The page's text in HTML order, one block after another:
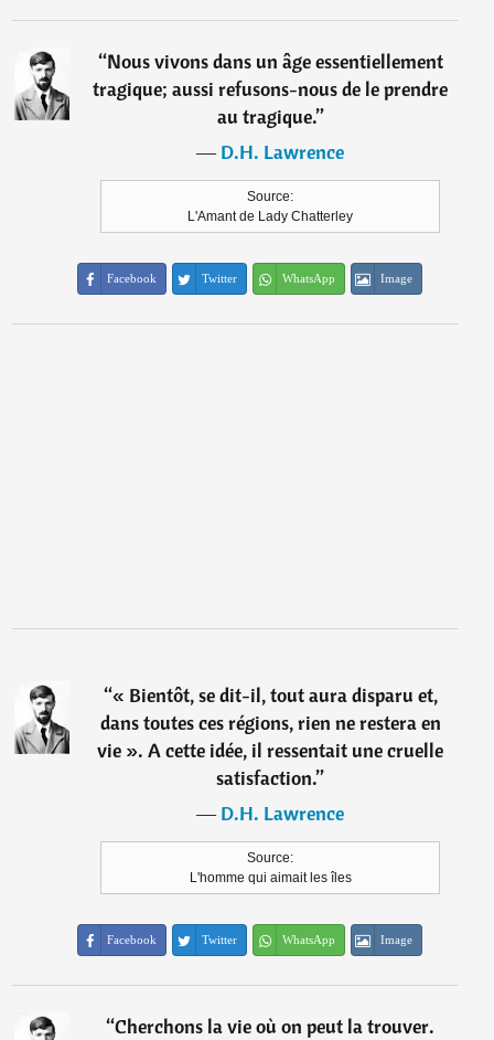
“Nous vivons dans un âge essentiellement
tragique; aussi refusons-nous de le prendre
au tragique.”
―D.H. Lawrence
Source:
L'Amant de Lady Chatterley
Facebook Twitter WhatsApp Image
“« Bientôt, se dit-il, tout aura disparu et,
dans toutes ces régions, rien ne restera en
vie ». A cette idée, il ressentait une cruelle
satisfaction.”
―D.H. Lawrence
Source:
L'homme qui aimait les îles
Facebook Twitter WhatsApp Image
“Cherchons la vie où on peut la trouver.